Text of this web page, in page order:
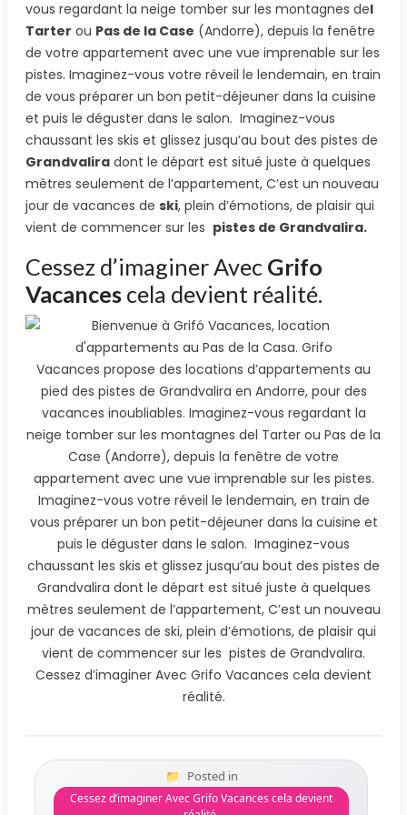
vous regardant la neige tomber sur les montagnes del
Tarter ou Pas de la Case (Andorre), depuis la fenêtre
de votre appartement avec une vue imprenable sur les
pistes. Imaginez-vous votre réveil le lendemain, en train
de vous préparer un bon petit-déjeuner dans la cuisine
et puis le déguster dans le salon. Imaginez-vous
chaussant les skis et glissez jusqu’au bout des pistes de
Grandvalira dont le départ est situé juste à quelques
mètres seulement de l’appartement, C’est un nouveau
jour de vacances de ski, plein d’émotions, de plaisir qui
vient de commencer sur les pistes de Grandvalira.
Cessez d’imaginer Avec Grifo
Vacances cela devient réalité.
Posted in
Cessez d’imaginer Avec Grifo Vacances cela devient